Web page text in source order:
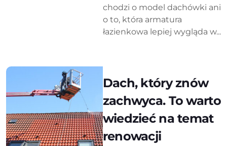
chodzi o model dachówki ani
o to, która armatura
łazienkowa lepiej wygląda w...
Dach, który znów
zachwyca. To warto
wiedzieć na temat
renowacji